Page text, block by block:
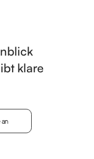
klare
an